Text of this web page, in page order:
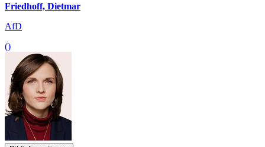
Friedhoff, Dietmar
AfD
()